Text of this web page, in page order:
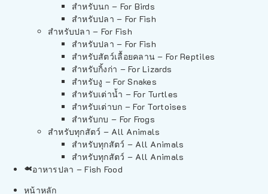
สำหรับนก – For Birds
สำหรับปลา – For Fish
สำหรับปลา – For Fish
สำหรับปลา – For Fish
สำหรับสัตว์เลื้อยคลาน – For Reptiles
สำหรับกิ้งก่า – For Lizards
สำหรับงู – For Snakes
สำหรับเต่าน้ำ – For Turtles
สำหรับเต่าบก – For Tortoises
สำหรับกบ – For Frogs
สำหรับทุกสัตว์ – All Animals
สำหรับทุกสัตว์ – All Animals
สำหรับทุกสัตว์ – All Animals
อาหารปลา – Fish Food
หน้าหลัก